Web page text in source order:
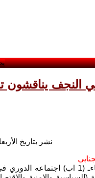
النجف يناقشون
نشر بتاريخ الأربعاء, 02 آب/أغسطس
عقد تجمع القوى والاحزاب والشخصيات الوطنية